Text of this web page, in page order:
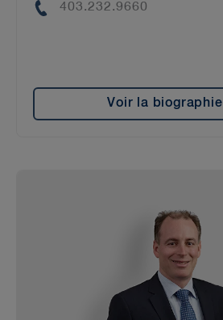
Phone
403.232.9660
Voir la biographie